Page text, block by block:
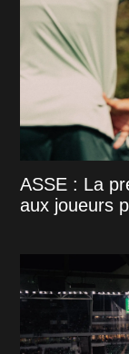
ASSE : La
aux joueurs